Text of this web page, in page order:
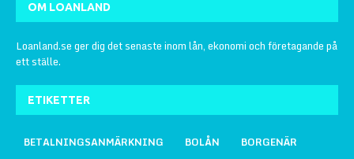
OM LOANLAND
Loanland.se ger dig det senaste inom lån, ekonomi och företagande på
ett ställe.
ETIKETTER
BETALNINGSANMÄRKNING BOLÅN BORGENÄR